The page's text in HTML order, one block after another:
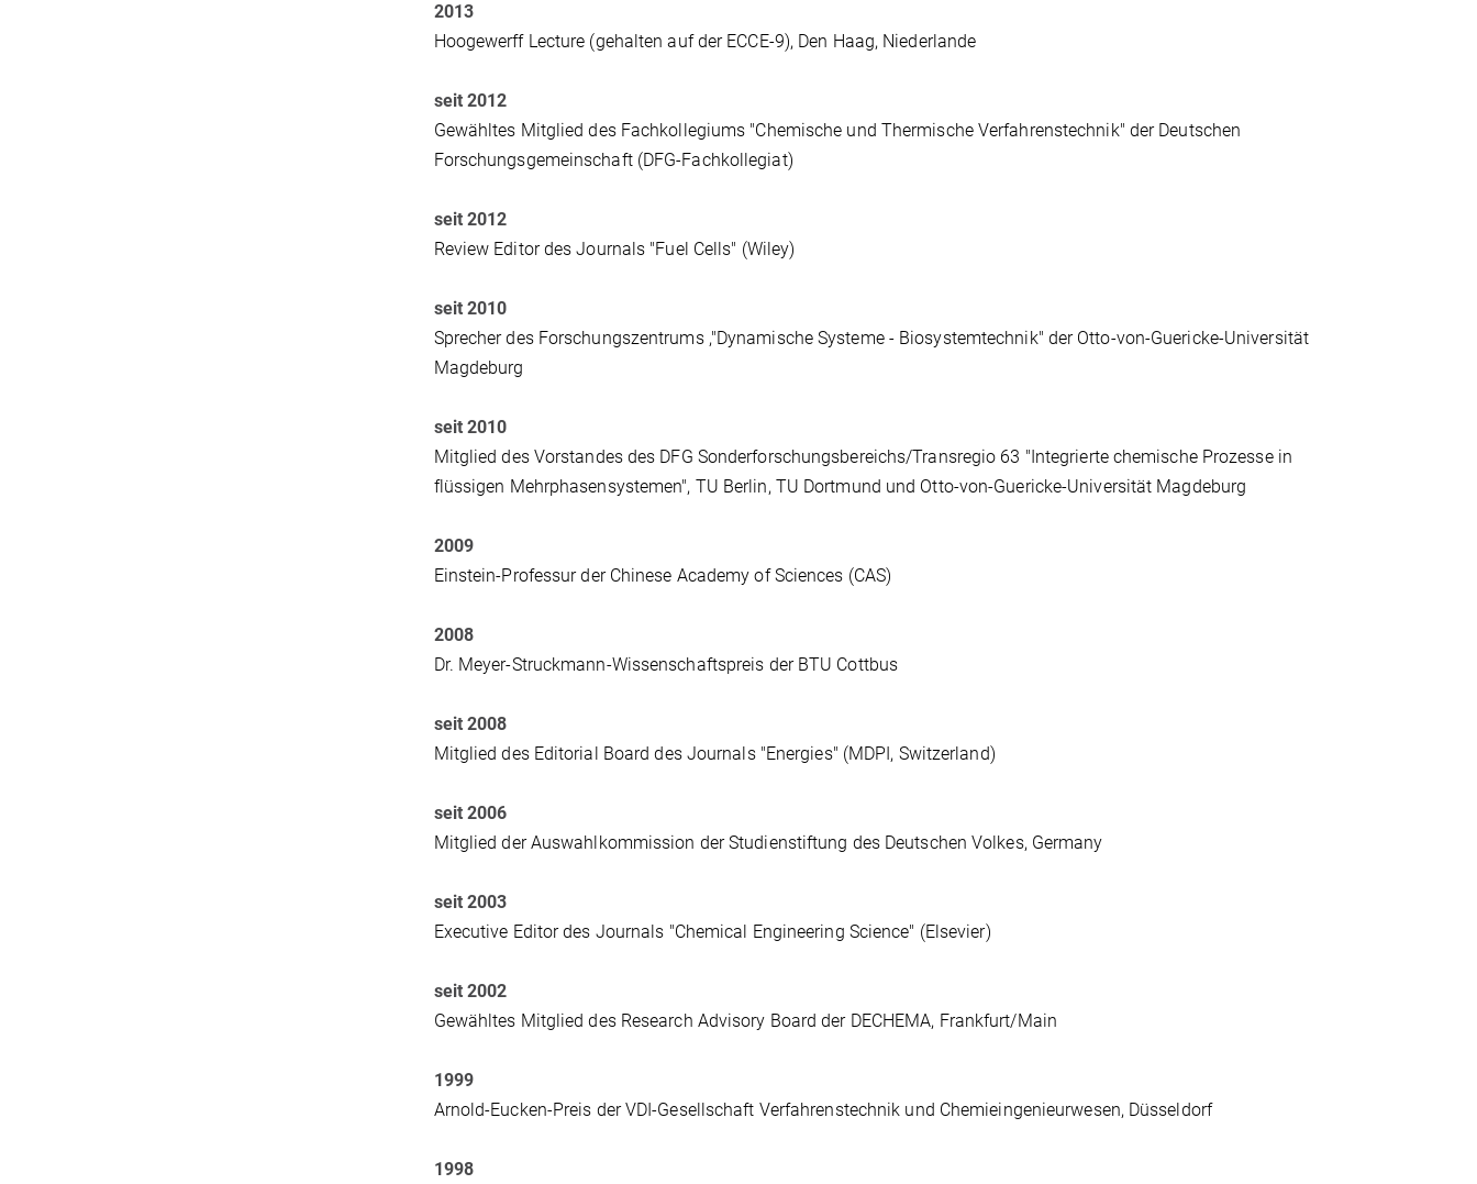
2013
Hoogewerff Lecture (gehalten auf der ECCE-9), Den Haag, Niederlande
seit 2012
Gewähltes Mitglied des Fachkollegiums "Chemische und Thermische Verfahrenstechnik" der Deutschen
Forschungsgemeinschaft (DFG-Fachkollegiat)
seit 2012
Review Editor des Journals "Fuel Cells" (Wiley)
seit 2010
Sprecher des Forschungszentrums ,"Dynamische Systeme - Biosystemtechnik" der Otto-von-Guericke-Universität
Magdeburg
seit 2010
Mitglied des Vorstandes des DFG Sonderforschungsbereichs/Transregio 63 "Integrierte chemische Prozesse in
flüssigen Mehrphasensystemen", TU Berlin, TU Dortmund und Otto-von-Guericke-Universität Magdeburg
2009
Einstein-Professur der Chinese Academy of Sciences (CAS)
2008
Dr. Meyer-Struckmann-Wissenschaftspreis der BTU Cottbus
seit 2008
Mitglied des Editorial Board des Journals "Energies" (MDPI, Switzerland)
seit 2006
Mitglied der Auswahlkommission der Studienstiftung des Deutschen Volkes, Germany
seit 2003
Executive Editor des Journals "Chemical Engineering Science" (Elsevier)
seit 2002
Gewähltes Mitglied des Research Advisory Board der DECHEMA, Frankfurt/Main
1999
Arnold-Eucken-Preis der VDI-Gesellschaft Verfahrenstechnik und Chemieingenieurwesen, Düsseldorf
1998